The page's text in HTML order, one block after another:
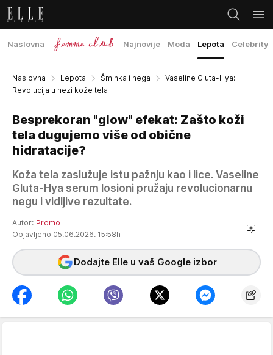
Naslovna Najnovije Moda Lepota Celebrity
Naslovna Lepota Šminka i nega
Vaseline Gluta-Hya:
Revolucija u nezi kože tela
Besprekoran "glow" efekat: Zašto koži
tela dugujemo više od obične
hidratacije?
Koža tela zaslužuje istu pažnju kao i lice. Vaseline
Gluta-Hya serum losioni pružaju revolucionarnu
negu i vidljive rezultate.
Autor: Promo
Objavljeno 05.06.2026. 15:58h
Dodajte Elle u vaš Google izbor